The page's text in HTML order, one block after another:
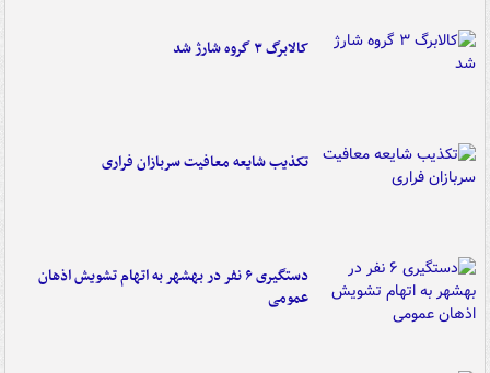
کالابرگ ۳ گروه شارژ شد
تکذیب شایعه معافیت سربازان فراری
دستگیری ۶ نفر در بهشهر به اتهام تشویش اذهان
عمومی